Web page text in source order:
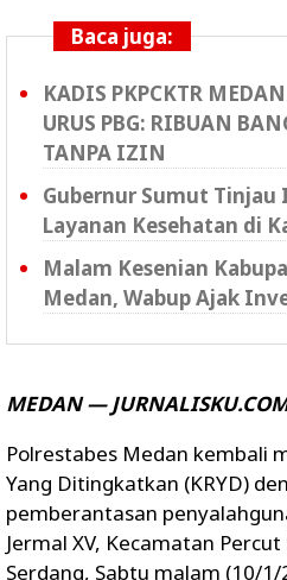
Baca juga:
KADIS PKPCKTR
URUS PBG: RIBUAN
TANPA IZIN
Gubernur Sumut
Layanan Kesehatan di
Malam Kesenian
Medan, Wabup Ajak
MEDAN —
Polrestabes Medan kembali
Yang Ditingkatkan (KRYD)
pemberantasan
Jermal XV, Kecamatan
Serdang, Sabtu malam (10/